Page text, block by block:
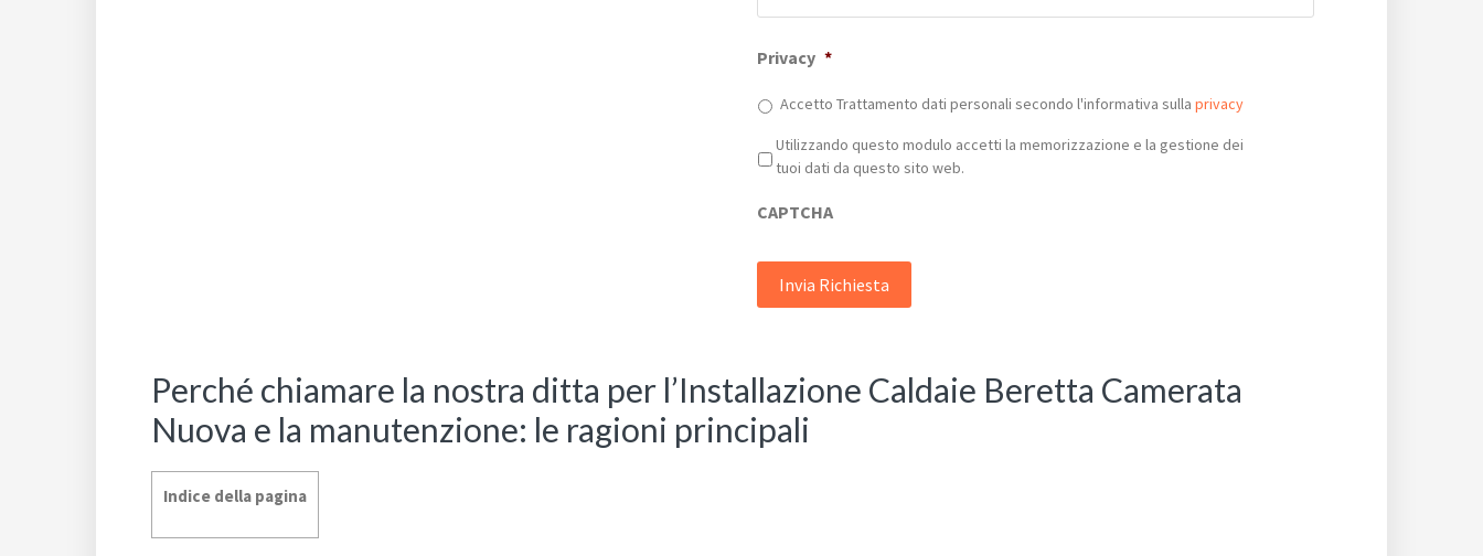
Privacy *
Accetto Trattamento dati personali secondo l'informativa sulla privacy
Privacy *
Utilizzando questo modulo accetti la memorizzazione e la gestione dei
tuoi dati da questo sito web.
CAPTCHA
Perché chiamare la nostra ditta per l’Installazione Caldaie Beretta Camerata
Nuova e la manutenzione: le ragioni principali
Indice della pagina